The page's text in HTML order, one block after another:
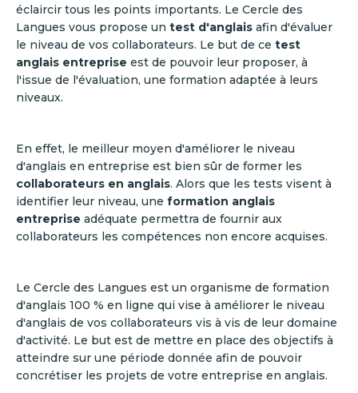
éclaircir tous les points importants. Le Cercle des
Langues vous propose un test d'anglais afin d'évaluer
le niveau de vos collaborateurs. Le but de ce test
anglais entreprise est de pouvoir leur proposer, à
l'issue de l'évaluation, une formation adaptée à leurs
niveaux.
En effet, le meilleur moyen d'améliorer le niveau
d'anglais en entreprise est bien sûr de former les
collaborateurs en anglais. Alors que les tests visent à
identifier leur niveau, une formation anglais
entreprise adéquate permettra de fournir aux
collaborateurs les compétences non encore acquises.
Le Cercle des Langues est un organisme de formation
d'anglais 100 % en ligne qui vise à améliorer le niveau
d'anglais de vos collaborateurs vis à vis de leur domaine
d'activité. Le but est de mettre en place des objectifs à
atteindre sur une période donnée afin de pouvoir
concrétiser les projets de votre entreprise en anglais.